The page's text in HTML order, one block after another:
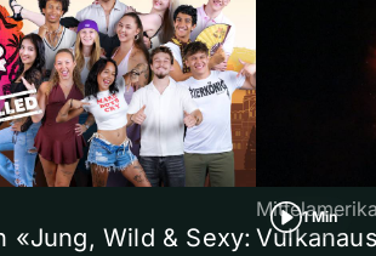
«Jung, Wild & Sexy:
1 Min